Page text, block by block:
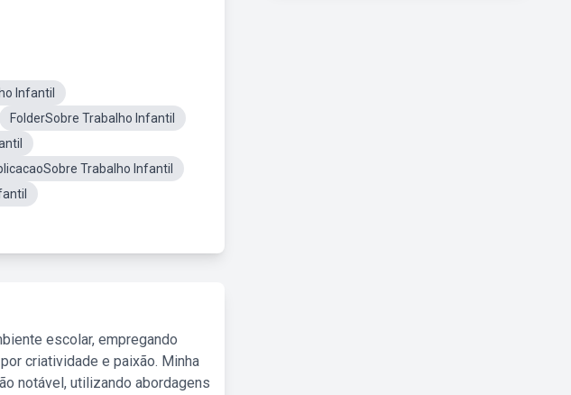
Infantil
FolderSobre Trabalho Infantil
Trabalho Infantil
escolar, empregando
criatividade e paixão. Minha
notável, utilizando abordagens